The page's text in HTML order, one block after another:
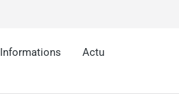
Informations
Actu